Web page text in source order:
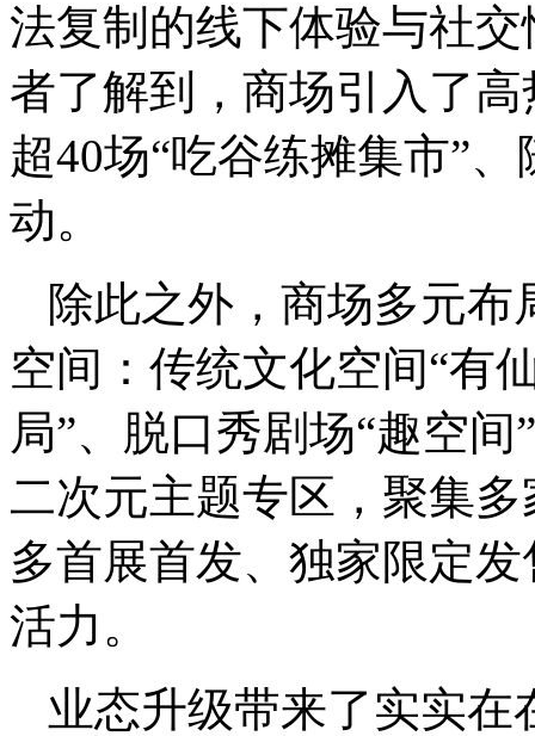
法复制的线下体验与社
者了解到，商场引入了
超40场“吃谷练摊集市”
动。
除此之外，商场多元
空间：传统文化空间“有
局”、脱口秀剧场“趣空
二次元主题专区，聚集
多首展首发、独家限定
活力。
业态升级带来了实实在